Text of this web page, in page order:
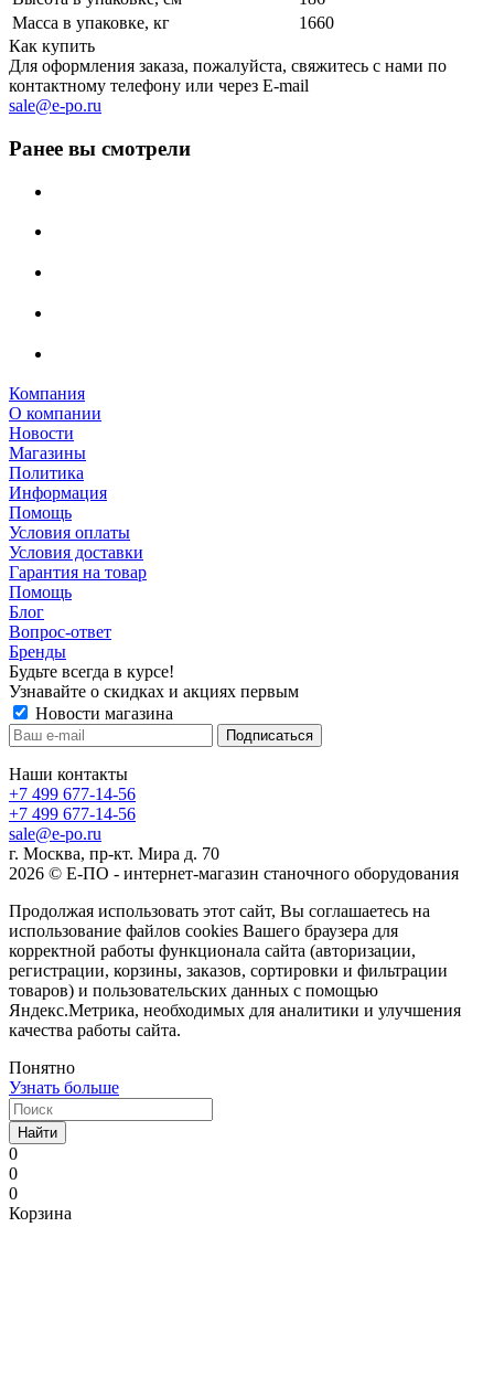
Масса в упаковке, кг
1660
Как купить
Для оформления заказа, пожалуйста, свяжитесь с нами по
контактному телефону или через E-mail
sale@e-po.ru
Ранее вы смотрели
Компания
О компании
Новости
Магазины
Политика
Информация
Помощь
Условия оплаты
Условия доставки
Гарантия на товар
Помощь
Блог
Вопрос-ответ
Бренды
Будьте всегда в курсе!
Узнавайте о скидках и акциях первым
Новости магазина
Наши контакты
+7 499 677-14-56
+7 499 677-14-56
sale@e-po.ru
г. Москва, пр-кт. Мира д. 70
2026 © Е-ПО - интернет-магазин станочного оборудования
Продолжая использовать этот сайт, Вы соглашаетесь на
использование файлов cookies Вашего браузера для
корректной работы функционала сайта (авторизации,
регистрации, корзины, заказов, сортировки и фильтрации
товаров) и пользовательских данных с помощью
Яндекс.Метрика, необходимых для аналитики и улучшения
качества работы сайта.
Понятно
Узнать больше
Найти
0
0
0
Корзина